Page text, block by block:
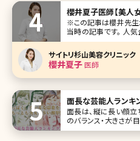
櫻井夏子医師【美人
※この記事は櫻井先生
当時の記事です。 人
回は東京・銀座にある
櫻井夏子（さくらい なつこ）医師で
間大学病院で勤務した
サイトリ杉山美容クリニック
櫻井夏子医師
面長な芸能人ランキ
面長は、縦に長い顔立
のバランス・大きさが
響されやすい顔形だと